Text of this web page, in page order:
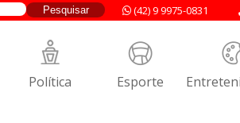
(42) 9 9975-0831
Política Esporte